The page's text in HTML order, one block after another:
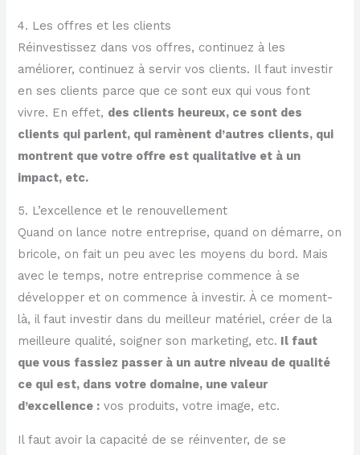
4. Les offres et les clients
Réinvestissez dans vos offres, continuez à les
améliorer, continuez à servir vos clients. Il faut investir
en ses clients parce que ce sont eux qui vous font
vivre. En effet, des clients heureux, ce sont des
clients qui parlent, qui ramènent d’autres clients, qui
montrent que votre offre est qualitative et à un
impact, etc.
5. L’excellence et le renouvellement
Quand on lance notre entreprise, quand on démarre, on
bricole, on fait un peu avec les moyens du bord. Mais
avec le temps, notre entreprise commence à se
développer et on commence à investir. À ce moment-
là, il faut investir dans du meilleur matériel, créer de la
meilleure qualité, soigner son marketing, etc. Il faut
que vous fassiez passer à un autre niveau de qualité
ce qui est, dans votre domaine, une valeur
d’excellence : vos produits, votre image, etc.
Il faut avoir la capacité de se réinventer, de se